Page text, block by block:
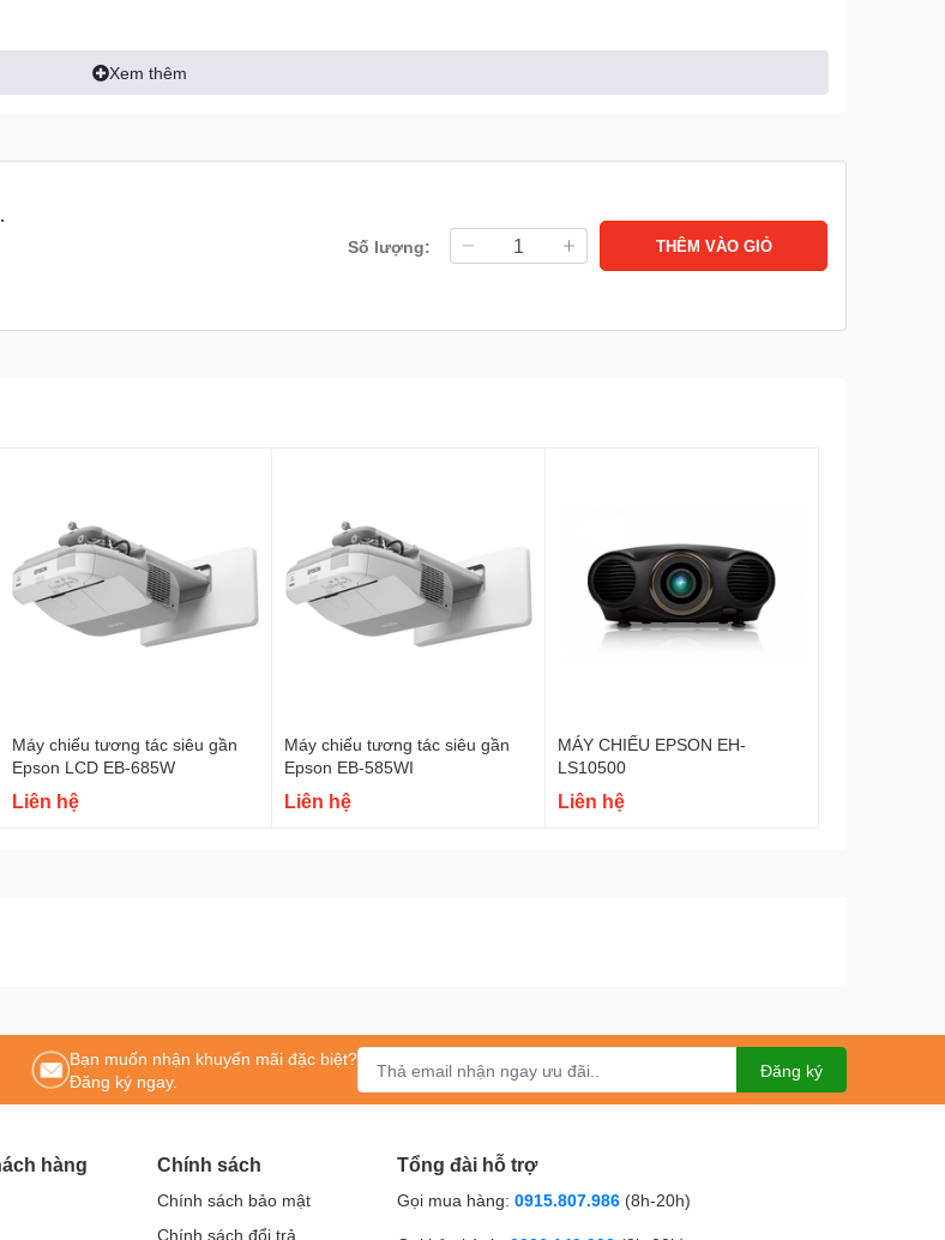
Xem thêm
Số lượng: THÊM VÀO GIỎ
Máy chiếu tương tác siêu gần
Epson LCD EB-685W
Liên hệ
Máy chiếu tương tác siêu gần
Epson EB-585WI
Liên hệ
MÁY CHIẾU EPSON EH-
LS10500
Liên hệ
Bạn muốn nhận khuyến mãi đặc biệt?
Đăng ký ngay.
Đăng ký
hàng Chính sách
Chính sách bảo mật
Chính sách đổi trả
Tổng đài hỗ trợ
Gọi mua hàng: 0915.807.986 (8h-20h)